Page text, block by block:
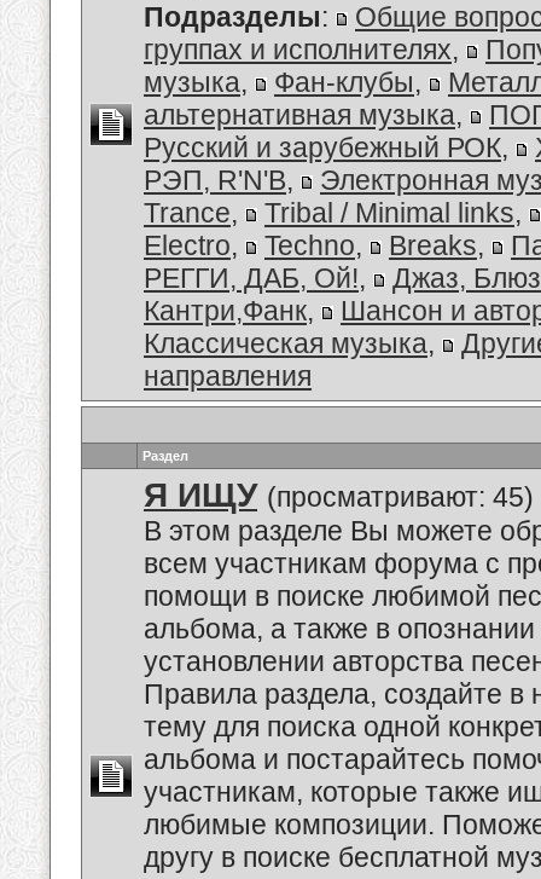
Подразделы:
Общие
группах и исполнителях,
музыка, Фан-клубы,
альтернативная музыка,
Русский и зарубежный РОК,
РЭП, R'N'B,
Электронная
Trance, Tribal / Minimal links,
Electro, Techno, Breaks,
РЕГГИ, ДАБ, Ой!,
Джаз,
Кантри,Фанк,
Шансон и
Классическая музыка,
направления
Раздел
Я ИЩУ (просматривают: 45)
В этом разделе Вы можете
всем участникам форума с
помощи в поиске любимой
альбома, а также в опознании
установлении авторства
Правила раздела, создайте в
тему для поиска одной
альбома и постарайтесь
участникам, которые также
любимые композиции.
другу в поиске бесплатной